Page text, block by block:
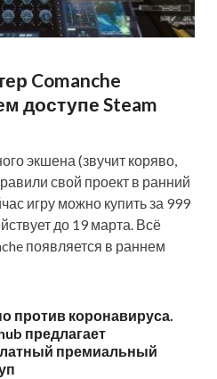
Comanche
доступе Steam
экшена (звучит коряво,
свой проект в ранний
игру можно купить за 999
до 19 марта. Всё
появляется в раннем
против коронавируса.
предлагает
премиальный